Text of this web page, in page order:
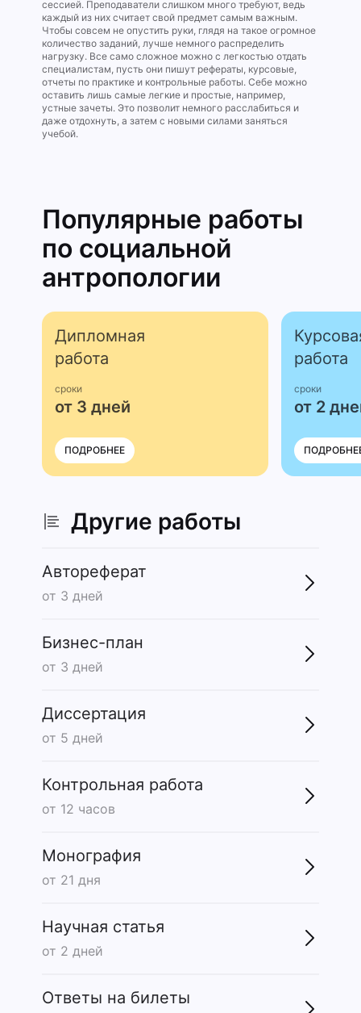
сессией. Преподаватели слишком много требуют, ведь
каждый из них считает свой предмет самым важным.
Чтобы совсем не опустить руки, глядя на такое огромное
количество заданий, лучше немного распределить
нагрузку. Все само сложное можно с легкостью отдать
специалистам, пусть они пишут рефераты, курсовые,
отчеты по практике и контрольные работы. Себе можно
оставить лишь самые легкие и простые, например,
устные зачеты. Это позволит немного расслабиться и
даже отдохнуть, а затем с новыми силами заняться
учебой.
Популярные работы
по социальной
антропологии
Дипломная
работа
сроки
от 3 дней
ПОДРОБНЕЕ
работа
сроки
от 2
Другие работы
Автореферат
от 3 дней
Бизнес-план
от 3 дней
Диссертация
от 5 дней
Контрольная работа
от 12 часов
Монография
от 21 дня
Научная статья
от 2 дней
Ответы на билеты